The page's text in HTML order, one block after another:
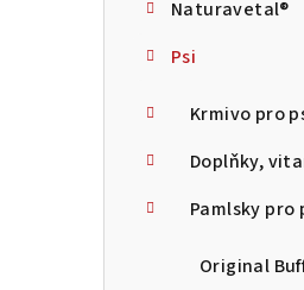
Naturavetal®
Psi
Krmivo pro
Doplňky,
Pamlsky pro
Original